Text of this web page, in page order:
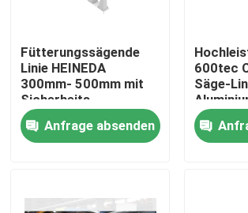
Fütterungssägende
Linie HEINEDA
300mm- 500mm mit
Sicherheits-
Kontrollfunktion
Anfrage absenden
600tec
Säge-
Blätter ab